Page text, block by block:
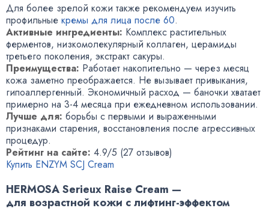
Для более зрелой кожи также рекомендуем изучить
профильные кремы для лица после 60.
Активные ингредиенты: Комплекс растительных
ферментов, низкомолекулярный коллаген, церамиды
третьего поколения, экстракт сакуры.
Преимущества: Работает накопительно — через месяц
кожа заметно преображается. Не вызывает привыкания,
гипоаллергенный. Экономичный расход — баночки хватает
примерно на 3-4 месяца при ежедневном использовании.
Лучше для: борьбы с первыми и выраженными
признаками старения, восстановления после агрессивных
процедур.
Рейтинг на сайте: 4.9/5 (27 отзывов)
Купить ENZYM SCJ Cream
HERMOSA Serieux Raise Cream —
для возрастной кожи с лифтинг-эффектом